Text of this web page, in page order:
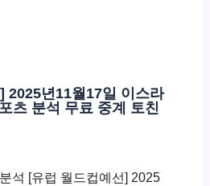
2025년11월17일 이스라
츠 분석 무료 중계 토친
석 [유럽 월드컵예선] 2025